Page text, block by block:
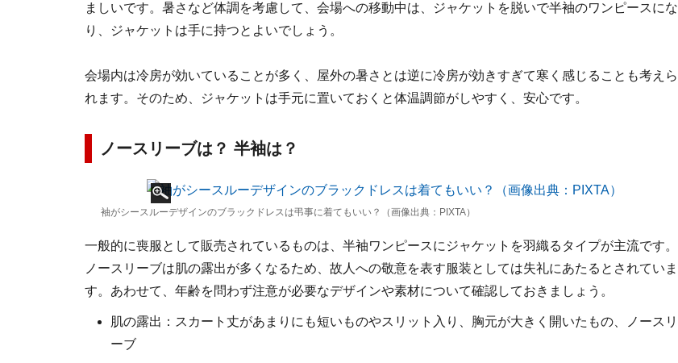
ましいです。暑さなど体調を考慮して、会場への移動中は、ジャケットを脱いで半袖のワンピースにな
り、ジャケットは手に持つとよいでしょう。
会場内は冷房が効いていることが多く、屋外の暑さとは逆に冷房が効きすぎて寒く感じることも考えら
れます。そのため、ジャケットは手元に置いておくと体温調節がしやすく、安心です。
ノースリーブは？ 半袖は？
袖がシースルーデザインのブラックドレスは弔事に着てもいい？（画像出典：PIXTA）
一般的に喪服として販売されているものは、半袖ワンピースにジャケットを羽織るタイプが主流です。
ノースリーブは肌の露出が多くなるため、故人への敬意を表す服装としては失礼にあたるとされていま
す。あわせて、年齢を問わず注意が必要なデザインや素材について確認しておきましょう。
肌の露出：スカート丈があまりにも短いものやスリット入り、胸元が大きく開いたもの、ノースリ
ーブ